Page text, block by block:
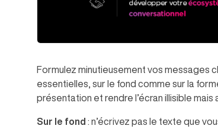
Formulez minutieusement vos messages
essentielles, sur le fond comme sur la
présentation et rendre l’écran illisible
Sur le fond : n’écrivez pas le texte que